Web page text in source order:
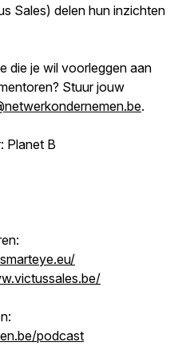
Sales) delen hun inzichten
die je wil voorleggen aan
Stuur jouw
.
Planet B
podcast